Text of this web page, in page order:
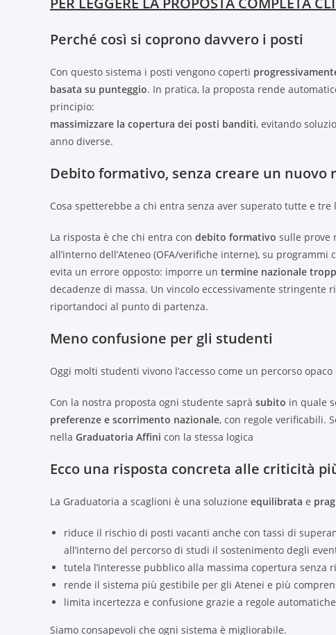
Perché così si coprono davvero i posti
Con questo sistema i posti vengono coperti
basata su punteggio. In pratica, la proposta rende
principio:
massimizzare la copertura dei posti banditi, evitando
anno diverse.
Debito formativo, senza creare un nuovo
Cosa spetterebbe a chi entra senza aver superato tutte e tre
La risposta è che chi entra con debito formativo sulle prove
all’interno dell’Ateneo (OFA/verifiche interne), su
evita un errore opposto: imporre un termine nazionale
decadenze di massa. Un vincolo eccessivamente stringente
riportandoci al punto di partenza.
Meno confusione per gli studenti
Oggi molti studenti vivono l’accesso come un percorso
Con la nostra proposta ogni studente saprà subito in quale
preferenze e scorrimento nazionale, con regole verificabili.
nella Graduatoria Affini con la stessa logica
Ecco una risposta concreta alle criticità
La Graduatoria a scaglioni è una soluzione equilibrata e
riduce il rischio di posti vacanti anche con tassi di
all’interno del percorso di studi il sostenimento degli
tutela l’interesse pubblico alla massima copertura senza
rende il sistema più gestibile per gli Atenei e più
limita incertezza e confusione grazie a regole
Siamo consapevoli che ogni sistema è migliorabile.